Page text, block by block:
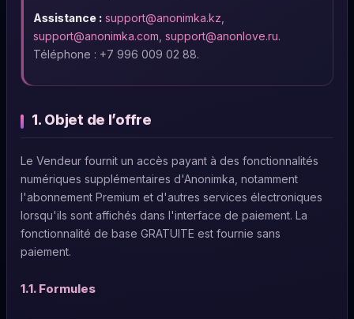
Assistance : support@anonimka.kz
support@anonimka.com support@anonlove.ru.
Téléphone : +7 996 009 02 88.
1. Objet de l’offre
Le Vendeur fournit un accès payant à des fonctionnalités
numériques supplémentaires d'Anonimka, notamment
l'abonnement Premium et d'autres services électroniques
lorsqu'ils sont affichés dans l'interface de paiement. La
fonctionnalité de base GRATUITE est fournie sans
paiement.
1.1. Formules